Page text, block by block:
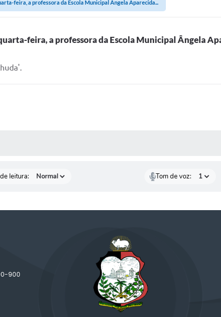
feira, a professora da Escola Municipal Ângela Aparecida...
feira, a professora da Escola Municipal Ângela
leitura: Tom de voz:
900